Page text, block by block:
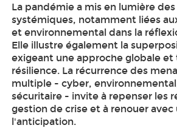
La pandémie a mis en lumière
systémiques, notamment liées
et environnemental dans la
Elle illustre également la
exigeant une approche globale et
résilience. La récurrence des
multiple - cyber,
sécuritaire - invite à repenser les
gestion de crise et à renouer
l'anticipation.